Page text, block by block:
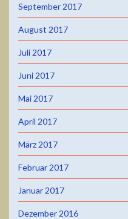
September 2017
August 2017
Juli 2017
Juni 2017
Mai 2017
April 2017
März 2017
Februar 2017
Januar 2017
Dezember 2016